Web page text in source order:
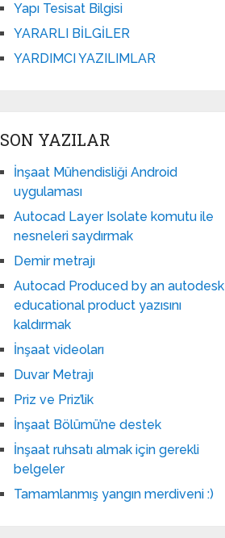
Yapı Tesisat Bilgisi
YARARLI BİLGİLER
YARDIMCI YAZILIMLAR
SON YAZILAR
İnşaat Mühendisliği Android
uygulaması
Autocad Layer Isolate komutu ile
nesneleri saydırmak
Demir metrajı
Autocad Produced by an autodesk
educational product yazısını
kaldırmak
İnşaat videoları
Duvar Metrajı
Priz ve Priz’lik
İnşaat Bölümü’ne destek
İnşaat ruhsatı almak için gerekli
belgeler
Tamamlanmış yangın merdiveni :)